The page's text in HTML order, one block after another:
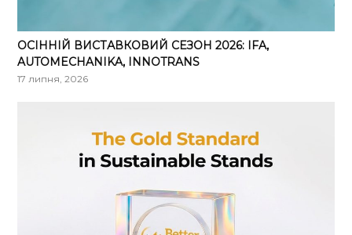
ОСІННІЙ ВИСТАВКОВИЙ СЕЗОН 2026: IFA,
AUTOMECHANIKA, INNOTRANS
17 липня, 2026